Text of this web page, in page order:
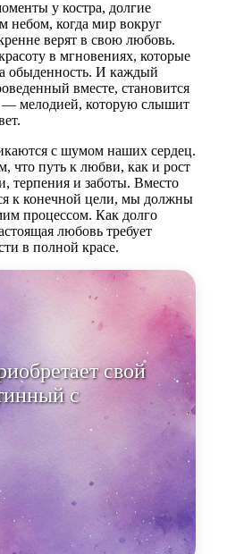
у костра, долгие
небом, когда мир вокруг
верят в свою любовь.
в мгновениях, которые
обыденность. И каждый
вместе, становится
— мелодией, которую слышит
с шумом наших сердец.
что путь к любви, как и рост
терпения и заботы. Вместо
к конечной цели, мы должны
процессом. Как долго
любовь требует
в полной красе.
свой
быть рядом и
ра